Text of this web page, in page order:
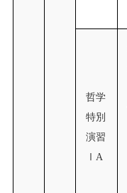
哲学
特別
演習
ⅠA